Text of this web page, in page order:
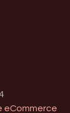
eCommerce